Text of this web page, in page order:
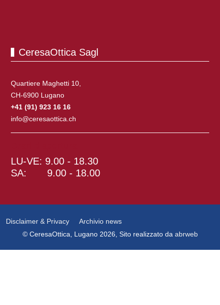
CeresaOttica Sagl
Quartiere Maghetti 10,
CH-6900 Lugano
+41 (91) 923 16 16
info@ceresaottica.ch
LU-VE: 9.00 - 18.30
SA: 9.00 - 18.00
Disclaimer & Privacy
Archivio news
© CeresaOttica, Lugano 2026, Sito realizzato da abrweb